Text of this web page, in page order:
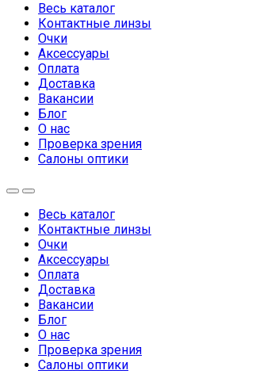
Весь каталог
Контактные линзы
Очки
Аксессуары
Оплата
Доставка
Вакансии
Блог
О нас
Проверка зрения
Салоны оптики
Весь каталог
Контактные линзы
Очки
Аксессуары
Оплата
Доставка
Вакансии
Блог
О нас
Проверка зрения
Салоны оптики